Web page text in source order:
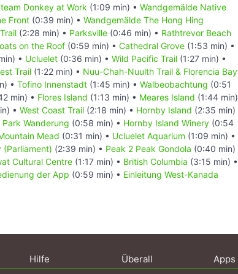
Donkey at Work (1:09 min) • Wandgemälde Native
Front (0:39 min) • Wandgemälde The Hong Hing
(2:28 min) • Parksville (0:46 min) • Rathtrevor Beach
on the Roof (0:59 min) • Cathedral Grove (1:53 min) •
• Ucluelet (0:36 min) • Wild Pacific Trail (1:27 min) •
Trail (1:22 min) • Nuu-Chah-Nuulth Trail & Florencia Bay
• Tofino Innenstadt (1:45 min) • Walbeobachtung (0:51
min) • Flores Island (1:13 min) • Meares Island (1:44 min)
• West Coast Trail (2:18 min) • Hornby Island (2:35 min)
Wanderung (0:58 min) • Hornby Island Winery (0:54
Mead (0:31 min) • Ucluelet Aquarium (1:09 min) •
(Parliament) (2:39 min) • Peak 2 Peak Gondola (0:40 min)
Cultural Centre (1:17 min) • British Columbia (3:15 min) •
der App (0:59 min) • Einleitung West-Kanada
Hilfe Überall Apps